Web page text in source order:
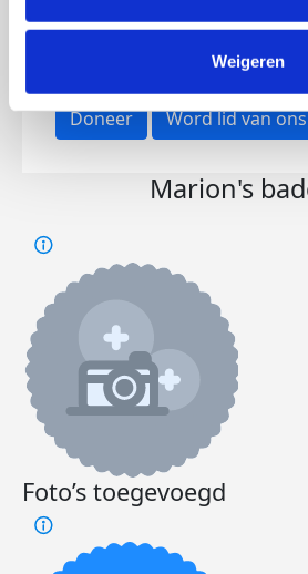
Weigeren
Opgehaald
Doneer Word lid van
Marion's
Foto’s toegevoegd